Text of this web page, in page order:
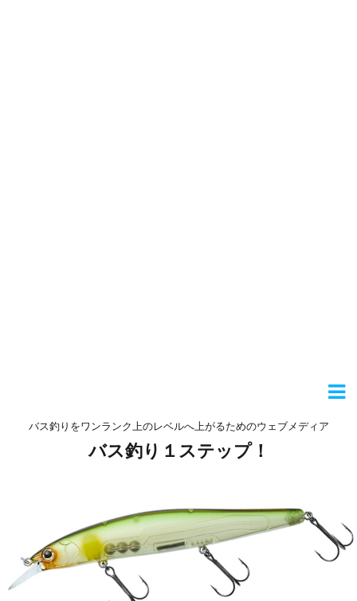
バス釣りをワンランク上のレベルへ上がるためのウェブメディア
バス釣り１ステップ！